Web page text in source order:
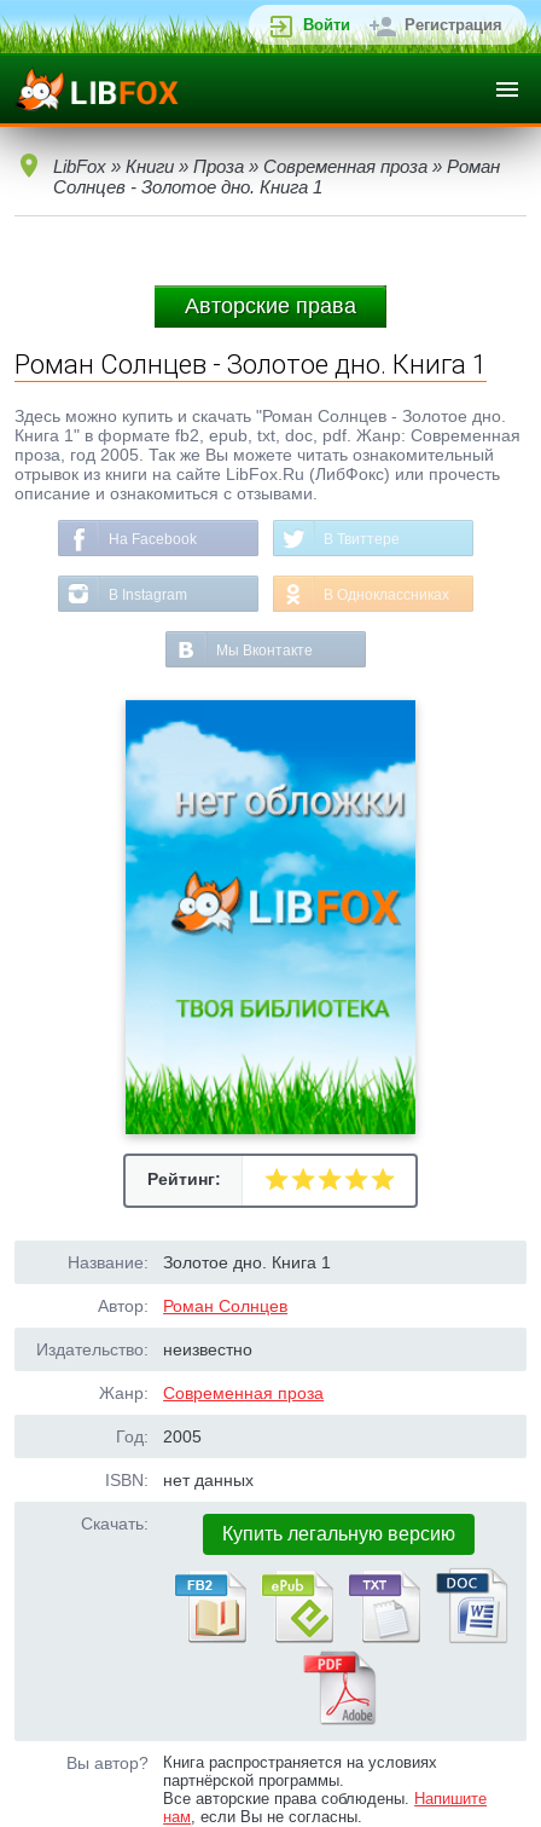
Войти Регистрация
LibFox » Книги » Проза » Современная проза » Роман
Солнцев - Золотое дно. Книга 1
Авторские права
Роман Солнцев - Золотое дно. Книга 1
Здесь можно купить и скачать "Роман Солнцев - Золотое дно.
Книга 1" в формате fb2, epub, txt, doc, pdf. Жанр: Современная
проза, год 2005. Так же Вы можете читать ознакомительный
отрывок из книги на сайте LibFox.Ru (ЛибФокс) или прочесть
описание и ознакомиться с отзывами.
На Facebook В Твиттере
В Instagram В Одноклассниках
Мы Вконтакте
Рейтинг:
Название: Золотое дно. Книга 1
Автор: Роман Солнцев
Издательство: неизвестно
Жанр: Современная проза
Год: 2005
ISBN: нет данных
Скачать: Купить легальную версию
Вы автор?
Книга распространяется на условиях
партнёрской программы.
Все авторские права соблюдены. Напишите
нам, если Вы не согласны.